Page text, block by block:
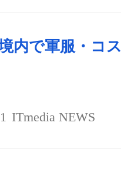
内で軍服・コス
ITmedia NEWS